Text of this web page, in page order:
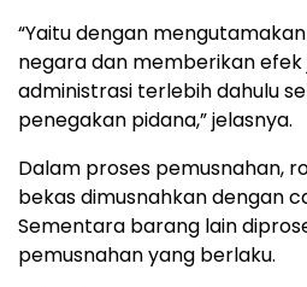
“Yaitu dengan
negara dan memberikan efek
administrasi terlebih dahulu
penegakan pidana,” jelasnya.
Dalam proses pemusnahan,
bekas dimusnahkan dengan
Sementara barang lain
pemusnahan yang berlaku.